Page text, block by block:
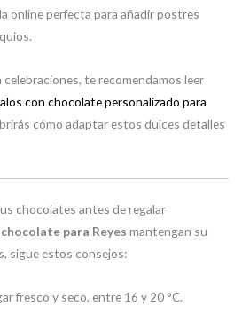
online perfecta para añadir postres
celebraciones, te recomendamos leer
con chocolate personalizado para
cómo adaptar estos dulces detalles
chocolates antes de regalar
para Reyes mantengan su
sigue estos consejos:
fresco y seco, entre 16 y 20 °C.